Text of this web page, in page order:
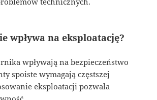
wpływa na eksploatację?
wpływają na bezpieczeństwo
spoiste wymagają częstszej
eksploatacji pozwala